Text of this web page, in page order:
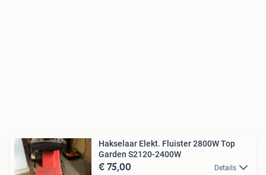
Hakselaar Elekt. Fluister 2800W Top
Garden S2120-2400W
€ 75,00 Details